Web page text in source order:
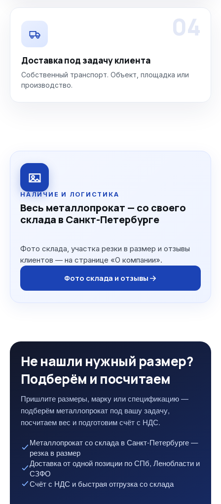
04
Доставка под задачу клиента
Собственный транспорт. Объект, площадка или
производство.
НАЛИЧИЕ И ЛОГИСТИКА
Весь металлопрокат — со своего
склада в Санкт-Петербурге
Фото склада, участка резки в размер и отзывы
клиентов — на странице «О компании».
Фото склада и отзывы
Не нашли нужный размер?
Подберём и посчитаем
Пришлите размеры, марку или спецификацию —
подберём металлопрокат под вашу задачу,
посчитаем вес и подготовим счёт с НДС.
Металлопрокат со склада в Санкт-Петербурге —
резка в размер
Доставка от одной позиции по СПб, Ленобласти и
СЗФО
Счёт с НДС и быстрая отгрузка со склада